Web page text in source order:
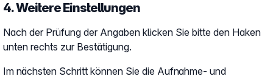
4. Weitere Einstellungen
Nach der Prüfung der Angaben klicken Sie bitte den Haken
unten rechts zur Bestätigung.
Im nächsten Schritt können Sie die Aufnahme- und